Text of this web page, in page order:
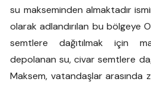
su makseminden almaktadır
olarak adlandırılan bu bölgeye
semtlere dağıtılmak için
depolanan su, civar semtlere
Maksem, vatandaşlar arasında